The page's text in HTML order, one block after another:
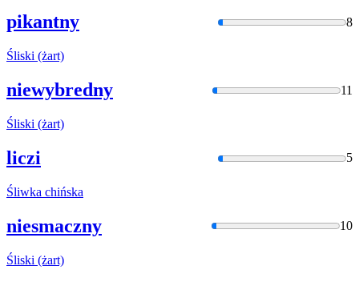
pikantny 8
Śliski (żart)
niewybredny 11
Śliski (żart)
liczi 5
Śliwka chińska
niesmaczny 10
Śliski (żart)